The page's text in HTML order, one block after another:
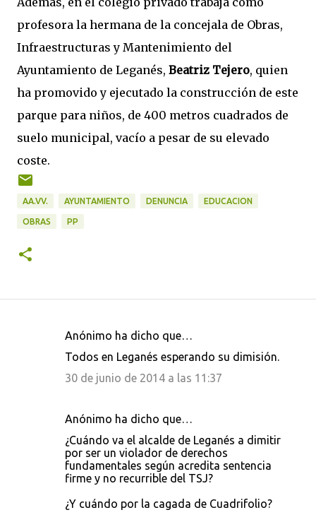
profesora la hermana de la concejala de Obras,
Infraestructuras y Mantenimiento del
Ayuntamiento de Leganés, Beatriz Tejero, quien
ha promovido y ejecutado la construcción de este
parque para niños, de 400 metros cuadrados de
suelo municipal, vacío a pesar de su elevado
coste.
AA.VV. AYUNTAMIENTO DENUNCIA EDUCACION
OBRAS PP
Anónimo ha dicho que…
Todos en Leganés esperando su dimisión.
30 de junio de 2014 a las 11:37
Anónimo ha dicho que…
¿Cuándo va el alcalde de Leganés a dimitir
por ser un violador de derechos
fundamentales según acredita sentencia
firme y no recurrible del TSJ?
¿Y cuándo por la cagada de Cuadrifolio?